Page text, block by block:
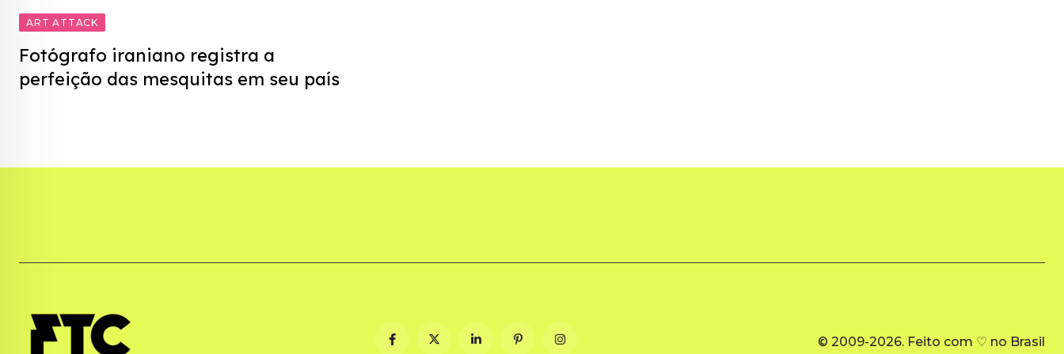
ART ATTACK
Fotógrafo iraniano registra a
perfeição das mesquitas em seu país
© 2009-2026. Feito com ♡ no Brasil